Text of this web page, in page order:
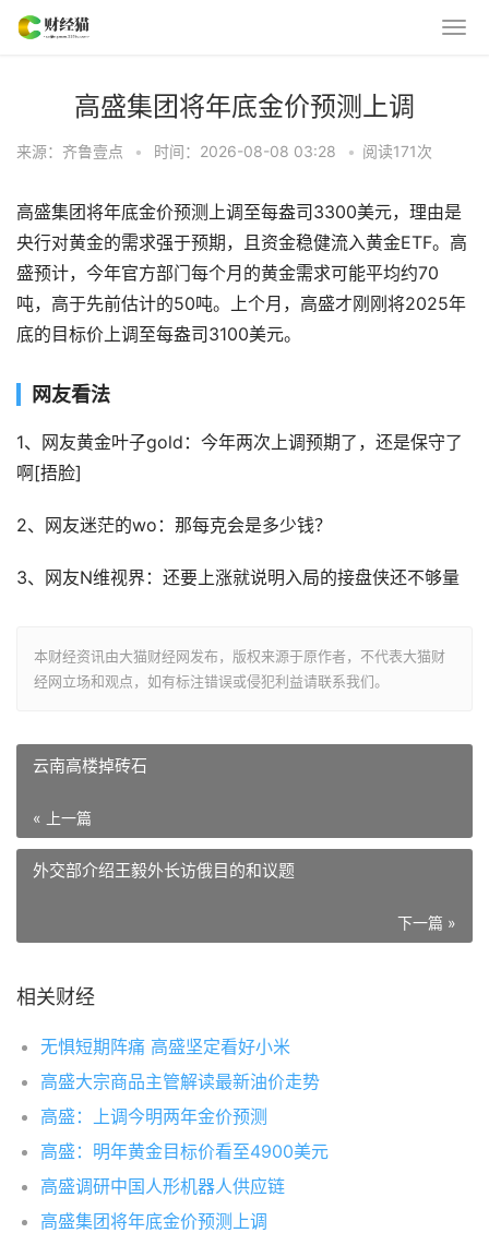
高盛集团将年底金价预测上调
来源：齐鲁壹点 • 时间：2026-08-08 03:28 • 阅读171次
高盛集团将年底金价预测上调至每盎司3300美元，理由是
央行对黄金的需求强于预期，且资金稳健流入黄金ETF。高
盛预计，今年官方部门每个月的黄金需求可能平均约70
吨，高于先前估计的50吨。上个月，高盛才刚刚将2025年
底的目标价上调至每盎司3100美元。
网友看法
1、网友黄金叶子gold：今年两次上调预期了，还是保守了
啊[捂脸]
2、网友迷茫的wo：那每克会是多少钱？
3、网友N维视界：还要上涨就说明入局的接盘侠还不够量
本财经资讯由大猫财经网发布，版权来源于原作者，不代表大猫财
经网立场和观点，如有标注错误或侵犯利益请联系我们。
云南高楼掉砖石
« 上一篇
外交部介绍王毅外长访俄目的和议题
下一篇 »
相关财经
无惧短期阵痛 高盛坚定看好小米
高盛大宗商品主管解读最新油价走势
高盛：上调今明两年金价预测
高盛：明年黄金目标价看至4900美元
高盛调研中国人形机器人供应链
高盛集团将年底金价预测上调